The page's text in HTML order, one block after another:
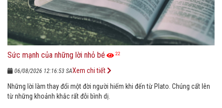
Sức mạnh của những lời nhỏ bé 22
06/08/2026 12:16:53 SA
Những lời làm thay đổi một đời người hiếm khi đến từ Plato. Chúng cất lên
từ những khoảnh khắc rất đỗi bình dị.
Xem chi tiết